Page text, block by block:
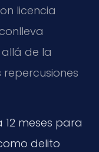
licencia
de la
12 meses para
delito